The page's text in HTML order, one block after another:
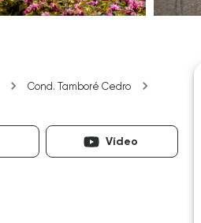
Cond. Tamboré Cedro
Vídeo